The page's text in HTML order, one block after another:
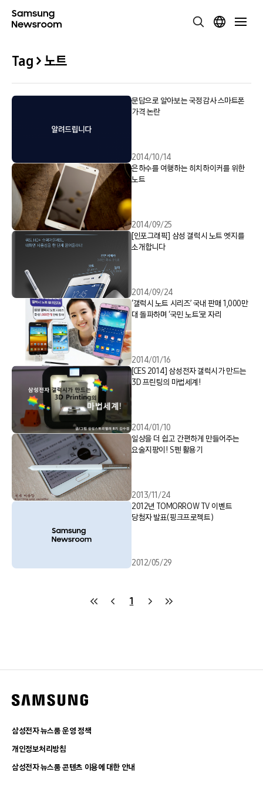
Tag > 노트
문답으로 알아보는 국정감사 스마트폰
가격 논란
2014/10/14
은하수를 여행하는 히치하이커를 위한
노트
2014/09/25
[인포그래픽] 삼성 갤럭시 노트 엣지를
소개합니다
2014/09/24
‘갤럭시 노트 시리즈’ 국내 판매 1,000만
대 돌파하며 ‘국민 노트’로 자리
2014/01/16
[CES 2014] 삼성전자 갤럭시가 만드는
3D 프린팅의 마법세계!
2014/01/10
일상을 더 쉽고 간편하게 만들어주는
요술지팡이! S펜 활용기
2013/11/24
2012년 TOMORROW TV 이벤트
당첨자 발표(핑크프로젝트)
2012/05/29
1
삼성전자 뉴스룸 운영 정책
개인정보처리방침
삼성전자 뉴스룸 콘텐츠 이용에 대한 안내